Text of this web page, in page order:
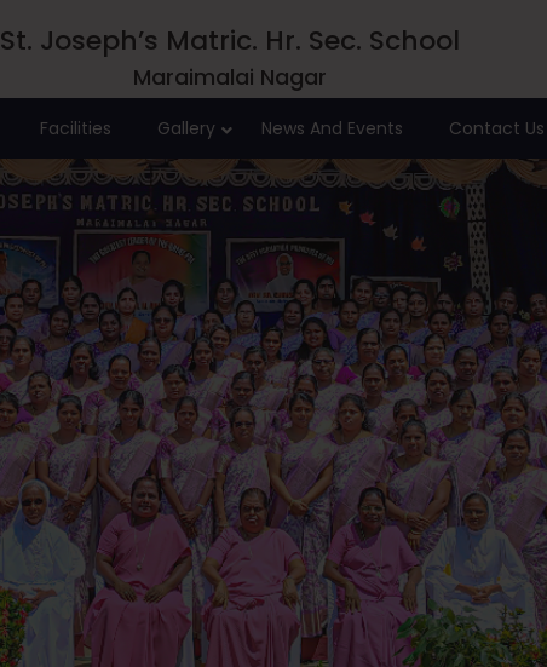
St. Joseph’s Matric. Hr. Sec. School
Maraimalai Nagar
Facilities Gallery News And Events Contact Us